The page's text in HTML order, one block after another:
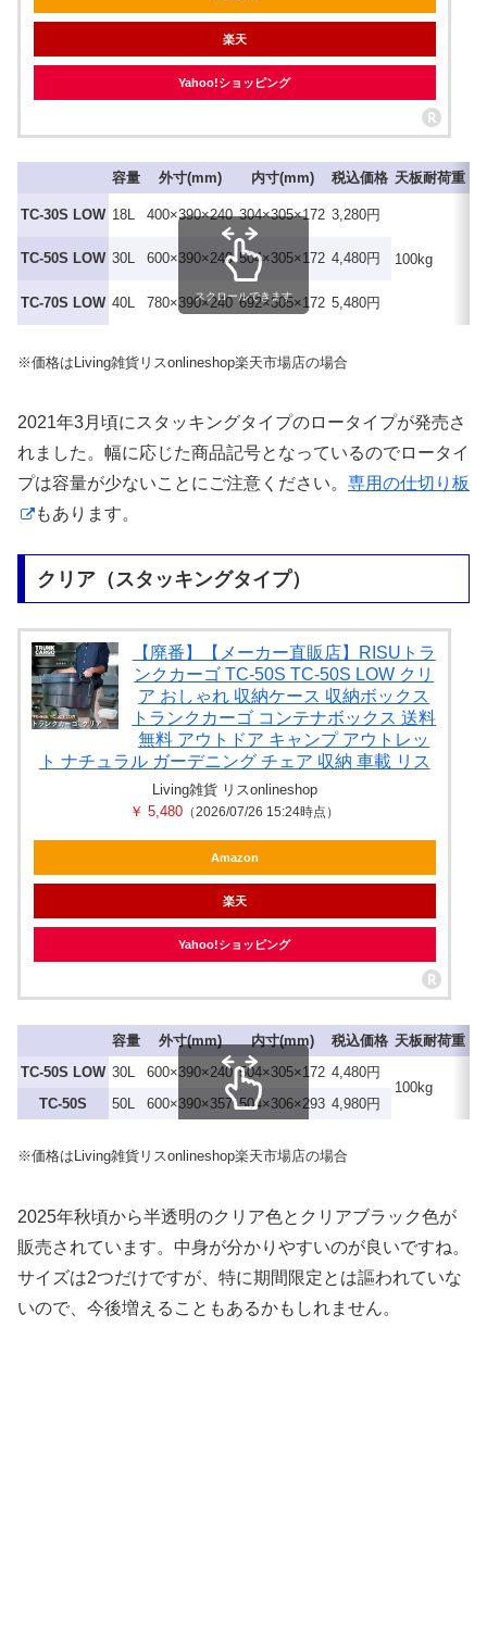
楽天
Yahoo!ショッピング
容量 外寸(mm) 内寸(mm) 税込価格 天板耐荷重
TC-30S LOW 18L 400×390×240 304×305×172 3,280円
100kg
TC-50S LOW 30L 600×390×240 504×305×172 4,480円
TC-70S LOW 40L 780×390×240 692×305×172 5,480円
スクロールできます
※価格はLiving雑貨リスonlineshop楽天市場店の場合
2021年3月頃にスタッキングタイプのロータイプが発売さ
れました。幅に応じた商品記号となっているのでロータイ
プは容量が少ないことにご注意ください。 専用の仕切り板
もあります。
クリア（スタッキングタイプ）
【廃番】【メーカー直販店】RISUトラ
ンクカーゴ TC-50S TC-50S LOW クリ
ア おしゃれ 収納ケース 収納ボックス
トランクカーゴ コンテナボックス 送料
無料 アウトドア キャンプ アウトレッ
ト ナチュラル ガーデニング チェア 収納 車載 リス
Living雑貨 リスonlineshop
￥ 5,480 （2026/07/26 15:24時点）
Amazon
楽天
Yahoo!ショッピング
容量 外寸(mm) 内寸(mm) 税込価格 天板耐荷重
TC-50S LOW 30L 600×390×240 504×305×172 4,480円
100kg
TC-50S 50L 600×390×357 504×306×293 4,980円
※価格はLiving雑貨リスonlineshop楽天市場店の場合
2025年秋頃から半透明のクリア色とクリアブラック色が
販売されています。中身が分かりやすいのが良いですね。
サイズは2つだけですが、特に期間限定とは謳われていな
いので、今後増えることもあるかもしれません。